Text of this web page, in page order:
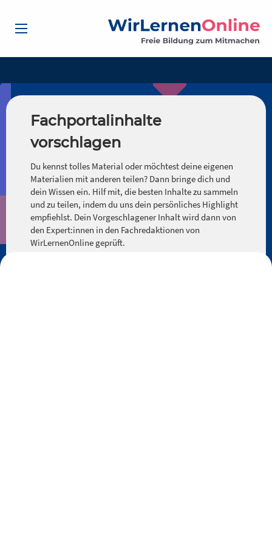
Fachportalinhalte
vorschlagen
Du kennst tolles Material oder möchtest deine eigenen
Materialien mit anderen teilen? Dann bringe dich und
dein Wissen ein. Hilf mit, die besten Inhalte zu sammeln
und zu teilen, indem du uns dein persönliches Highlight
empfiehlst. Dein Vorgeschlagener Inhalt wird dann von
den Expert:innen in den Fachredaktionen von
WirLernenOnline geprüft.